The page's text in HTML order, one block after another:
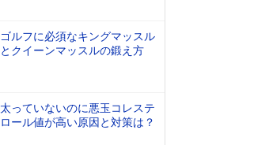
ゴルフに必須なキングマッスル
とクイーンマッスルの鍛え方
太っていないのに悪玉コレステ
ロール値が高い原因と対策は？